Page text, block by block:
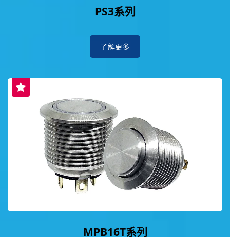
PS3系列
了解更多
MPB16T系列